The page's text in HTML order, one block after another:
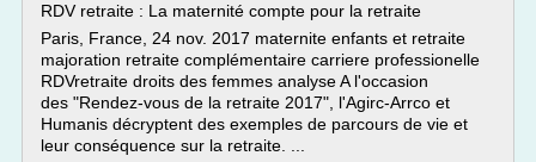
RDV retraite : La maternité compte pour la retraite
Paris, France, 24 nov. 2017 maternite enfants et retraite
majoration retraite complémentaire carriere professionelle
RDVretraite droits des femmes analyse A l'occasion
des "Rendez-vous de la retraite 2017", l'Agirc-Arrco et
Humanis décryptent des exemples de parcours de vie et
leur conséquence sur la retraite. ...